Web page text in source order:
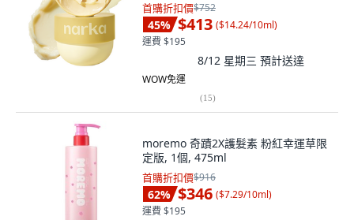
首購折扣價$752
45% $413 ($14.24/10ml)
運費 $195
8/12 星期三 預計送達
WOW免運
(15)
moremo 奇蹟2X護髮素 粉紅幸運草限
定版, 1個, 475ml
首購折扣價$916
62% $346 ($7.29/10ml)
運費 $195